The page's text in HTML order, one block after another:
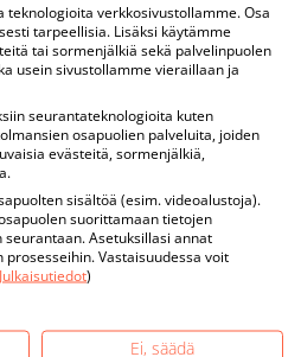
teknologioita verkkosivustollamme. Osa
tarpeellisia. Lisäksi käytämme
tai sormenjälkiä sekä palvelinpuolen
usein sivustollamme vieraillaan ja
seurantateknologioita kuten
osapuolien palveluita, joiden
evästeitä, sormenjälkiä,
sisältöä (esim. videoalustoja).
suorittamaan tietojen
Asetuksillasi annat
Vastaisuudessa voit
)
Ei, säädä